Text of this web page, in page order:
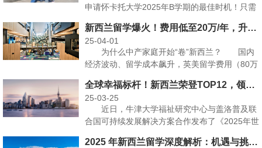
申请怀卡托大学2025年B学期的最佳时机！只需
新西兰留学爆火！费用低至20万/年，升学、陪读、移民全解析！
25-04-01
为什么中产家庭开始“卷”新西兰？ 国内
经济波动、留学成本飙升，英美留学费用（80万
全球幸福标杆！新西兰荣登TOP12，领先瑞士紧追澳洲！
25-03-25
近日，牛津大学福祉研究中心与盖洛普及联
合国可持续发展解决方案合作发布了《2025年世
2025 年新西兰留学深度解析：机遇与挑战并存的教育天堂